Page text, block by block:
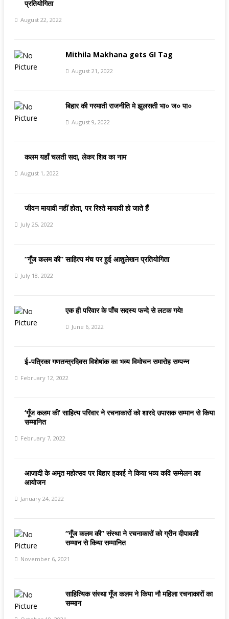
प्रतियोगिता
August 22, 2022
Mithila Makhana gets GI Tag
August 21, 2022
बिहार की गरमाती राजनीति मे झुलसती भा० ज० पा०
August 9, 2022
कलम यहाँ चलती सदा, लेकर शिव का नाम
August 1, 2022
जीवन मायावी नहीं होता, पर रिश्ते मायावी हो जाते हैं
July 25, 2022
“गूँज कलम की” साहित्य मंच पर हुई आशुलेखन प्रतियोगिता
July 18, 2022
एक ही परिवार के पाँच सदस्य फन्दे से लटक गये!
June 6, 2022
ई-पत्रिका गणतन्त्रदिवस विशेषांक का भव्य विमोचन समारोह सम्पन्न
February 12, 2022
‘गूँज कलम की’ साहित्य परिवार ने रचनाकारों को शारदे उपासक सम्मान से किया
सम्मानित
February 7, 2022
आजादी के अमृत महोत्सव पर बिहार इकाई ने किया भव्य कवि सम्मेलन का
आयोजन
January 24, 2022
“गूँज कलम की” संस्था ने रचनाकारों को ग्रीन दीपावली
सम्मान से किया सम्मानित
November 6, 2021
साहित्यिक संस्था गूँज कलम ने किया नौ महिला रचनाकारों का
सम्मान